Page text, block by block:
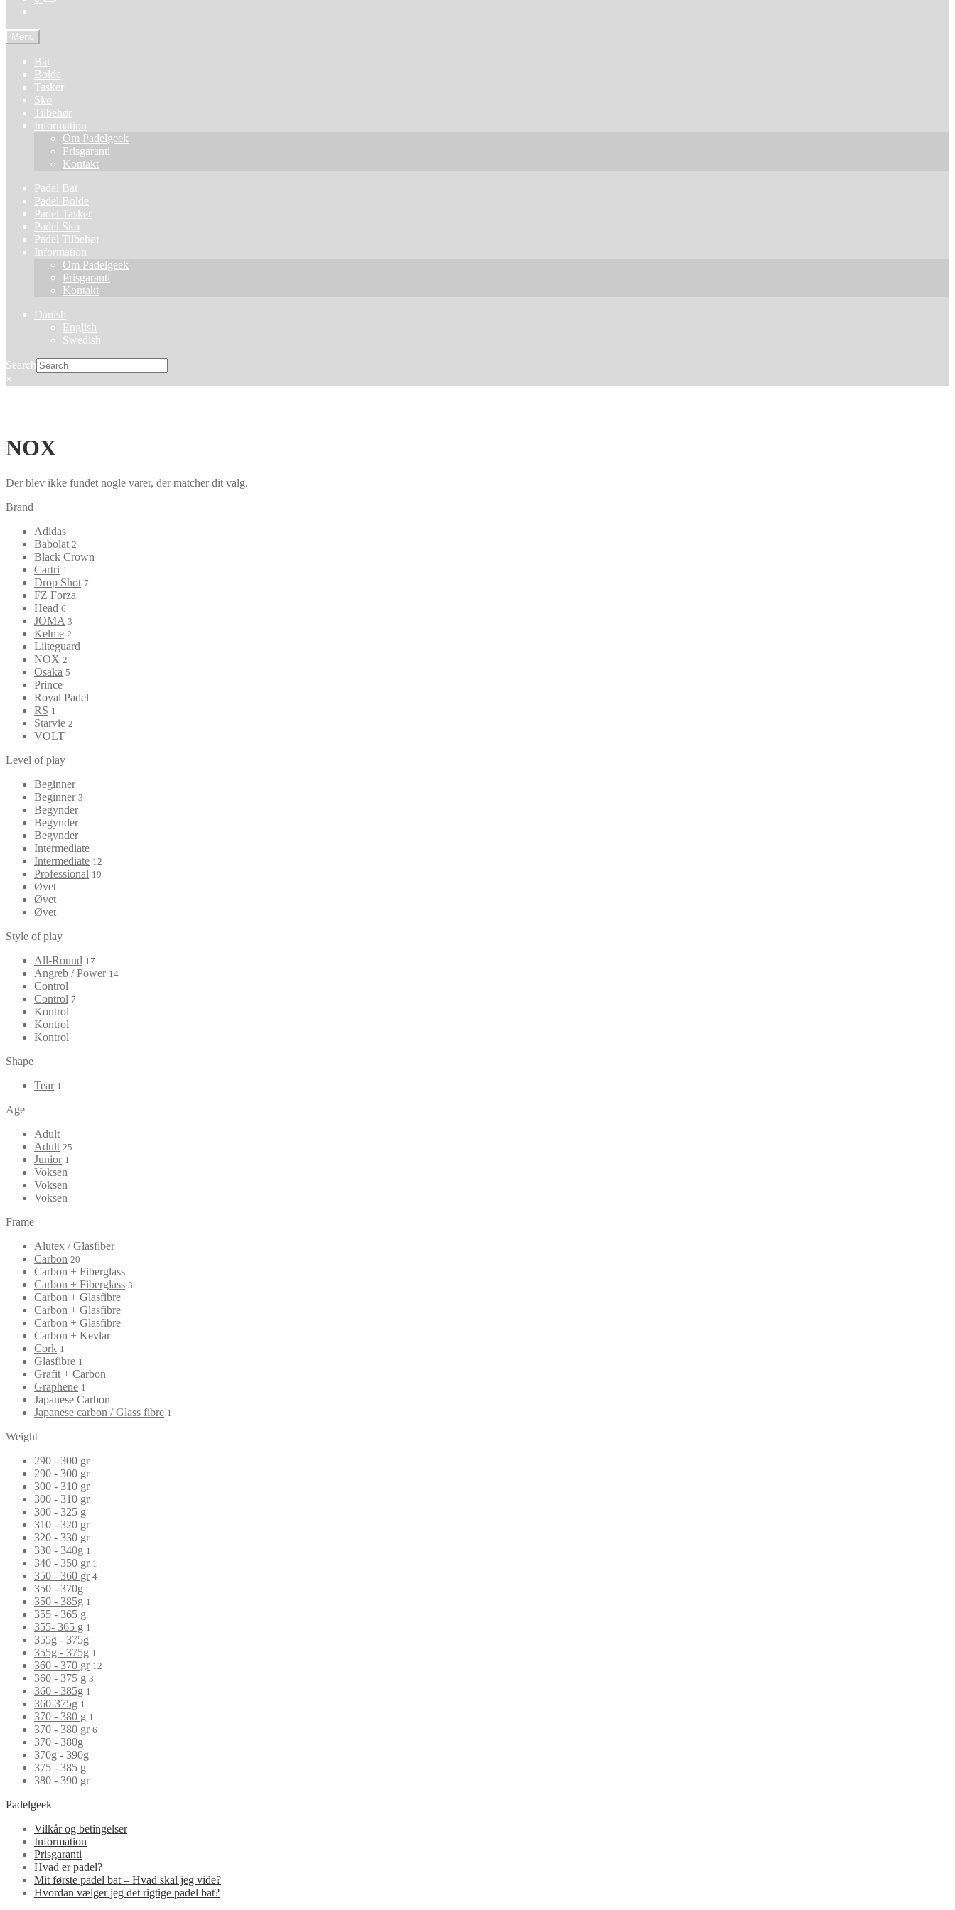
Menu
Bat
Bolde
Tasker
Sko
Tilbehør
Information
Om Padelgeek
Prisgaranti
Kontakt
Padel Bat
Padel Bolde
Padel Tasker
Padel Sko
Padel Tilbehør
Information
Om Padelgeek
Prisgaranti
Kontakt
Danish
English
Swedish
Search
×
NOX
Der blev ikke fundet nogle varer, der matcher dit valg.
Brand
Adidas
Babolat 2
Black Crown
Cartri 1
Drop Shot 7
FZ Forza
Head 6
JOMA 3
Kelme 2
Liiteguard
NOX 2
Osaka 5
Prince
Royal Padel
RS 1
Starvie 2
VOLT
Level of play
Beginner
Beginner 3
Begynder
Begynder
Begynder
Intermediate
Intermediate 12
Professional 19
Øvet
Øvet
Øvet
Style of play
All-Round 17
Angreb / Power 14
Control
Control 7
Kontrol
Kontrol
Kontrol
Shape
Tear 1
Age
Adult
Adult 25
Junior 1
Voksen
Voksen
Voksen
Frame
Alutex / Glasfiber
Carbon 20
Carbon + Fiberglass
Carbon + Fiberglass 3
Carbon + Glasfibre
Carbon + Glasfibre
Carbon + Glasfibre
Carbon + Kevlar
Cork 1
Glasfibre 1
Grafit + Carbon
Graphene 1
Japanese Carbon
Japanese carbon / Glass fibre 1
Weight
290 - 300 gr
290 - 300 gr
300 - 310 gr
300 - 310 gr
300 - 325 g
310 - 320 gr
320 - 330 gr
330 - 340g 1
340 - 350 gr 1
350 - 360 gr 4
350 - 370g
350 - 385g 1
355 - 365 g
355- 365 g 1
355g - 375g
355g - 375g 1
360 - 370 gr 12
360 - 375 g 3
360 - 385g 1
360-375g 1
370 - 380 g 1
370 - 380 gr 6
370 - 380g
370g - 390g
375 - 385 g
380 - 390 gr
Padelgeek
Vilkår og betingelser
Information
Prisgaranti
Hvad er padel?
Mit første padel bat – Hvad skal jeg vide?
Hvordan vælger jeg det rigtige padel bat?